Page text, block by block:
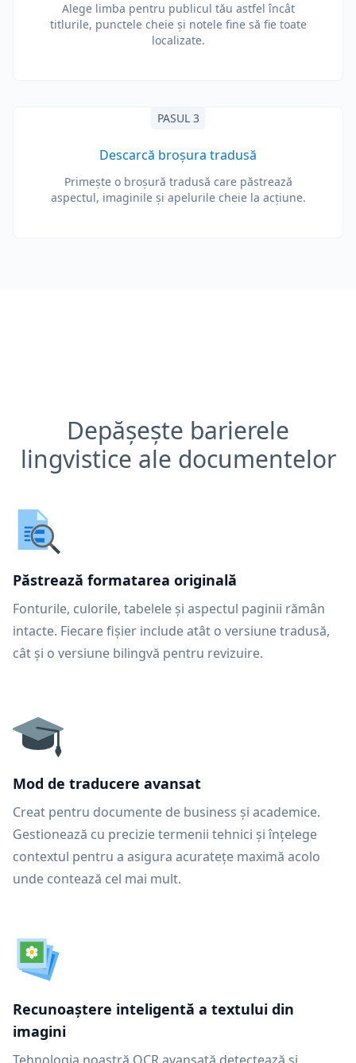
Alege limba pentru publicul tău astfel încât
titlurile, punctele cheie și notele fine să fie toate
localizate.
PASUL 3
Descarcă broșura tradusă
Primește o broșură tradusă care păstrează
aspectul, imaginile și apelurile cheie la acțiune.
Depășește barierele
lingvistice ale documentelor
Păstrează formatarea originală
Fonturile, culorile, tabelele și aspectul paginii rămân
intacte. Fiecare fișier include atât o versiune tradusă,
cât și o versiune bilingvă pentru revizuire.
Mod de traducere avansat
Creat pentru documente de business și academice.
Gestionează cu precizie termenii tehnici și înțelege
contextul pentru a asigura acuratețe maximă acolo
unde contează cel mai mult.
Recunoaștere inteligentă a textului din
imagini